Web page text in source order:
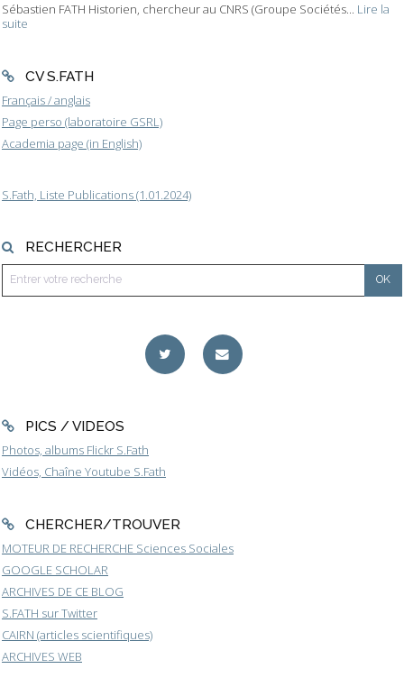
Sébastien FATH Historien, chercheur au CNRS (Groupe Sociétés... Lire la
suite
CV S.FATH
Français / anglais
Page perso (laboratoire GSRL)
Academia page (in English)
S.Fath, Liste Publications (1.01.2024)
RECHERCHER
PICS / VIDEOS
Photos, albums Flickr S.Fath
Vidéos, Chaîne Youtube S.Fath
CHERCHER/TROUVER
MOTEUR DE RECHERCHE Sciences Sociales
GOOGLE SCHOLAR
ARCHIVES DE CE BLOG
S.FATH sur Twitter
CAIRN (articles scientifiques)
ARCHIVES WEB